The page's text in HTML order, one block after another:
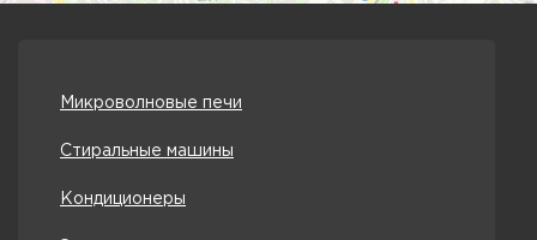
Микроволновые печи
Стиральные машины
Кондиционеры